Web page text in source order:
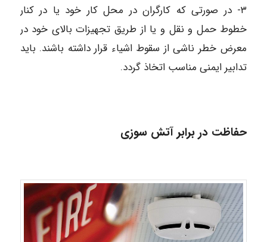
۳- در صورتی که کارگران در محل کار خود یا در کنار
خطوط حمل و نقل و یا از طریق تجهیزات بالای خود در
معرض خطر ناشی از سقوط اشیاء قرار داشته باشند. باید
تدابیر ایمنی مناسب اتخاذ گردد.
حفاظت در برابر آتش سوزی